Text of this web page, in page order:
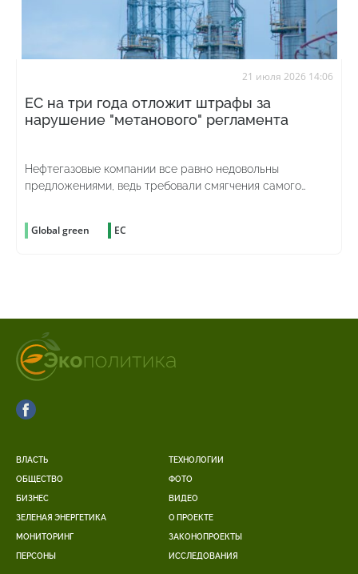
21 июля 2026 14:06
ЕС на три года отложит штрафы за
нарушение "метанового" регламента
Нефтегазовые компании все равно недовольны
предложениями, ведь требовали смягчения самого
Global green ЕС
ВЛАСТЬ
ОБЩЕСТВО
БИЗНЕС
ЗЕЛЕНАЯ ЭНЕРГЕТИКА
МОНИТОРИНГ
ПЕРСОНЫ
ТЕХНОЛОГИИ
ФОТО
ВИДЕО
О ПРОЕКТЕ
ЗАКОНОПРОЕКТЫ
ИССЛЕДОВАНИЯ